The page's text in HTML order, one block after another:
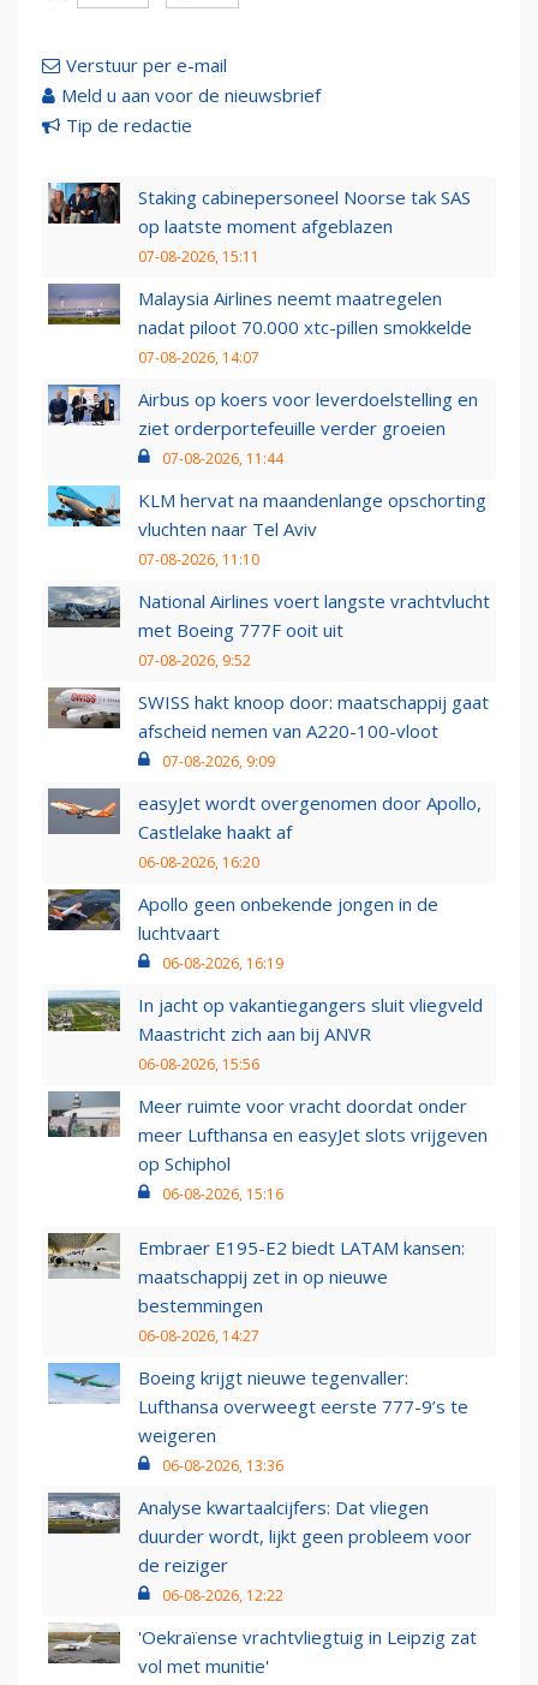
Verstuur per e-mail
Meld u aan voor de nieuwsbrief
Tip de redactie
Staking cabinepersoneel Noorse tak SAS
op laatste moment afgeblazen
07-08-2026, 15:11
Malaysia Airlines neemt maatregelen
nadat piloot 70.000 xtc-pillen smokkelde
07-08-2026, 14:07
Airbus op koers voor leverdoelstelling en
ziet orderportefeuille verder groeien
07-08-2026, 11:44
KLM hervat na maandenlange opschorting
vluchten naar Tel Aviv
07-08-2026, 11:10
National Airlines voert langste vrachtvlucht
met Boeing 777F ooit uit
07-08-2026, 9:52
SWISS hakt knoop door: maatschappij gaat
afscheid nemen van A220-100-vloot
07-08-2026, 9:09
easyJet wordt overgenomen door Apollo,
Castlelake haakt af
06-08-2026, 16:20
Apollo geen onbekende jongen in de
luchtvaart
06-08-2026, 16:19
In jacht op vakantiegangers sluit vliegveld
Maastricht zich aan bij ANVR
06-08-2026, 15:56
Meer ruimte voor vracht doordat onder
meer Lufthansa en easyJet slots vrijgeven
op Schiphol
06-08-2026, 15:16
Embraer E195-E2 biedt LATAM kansen:
maatschappij zet in op nieuwe
bestemmingen
06-08-2026, 14:27
Boeing krijgt nieuwe tegenvaller:
Lufthansa overweegt eerste 777-9’s te
weigeren
06-08-2026, 13:36
Analyse kwartaalcijfers: Dat vliegen
duurder wordt, lijkt geen probleem voor
de reiziger
06-08-2026, 12:22
'Oekraïense vrachtvliegtuig in Leipzig zat
vol met munitie'